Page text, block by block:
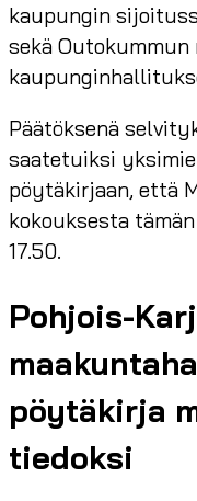
kaupungin
sekä
Päätöksenä
saatetuiksi
pöytäkirjaan, että
kokouksesta
17.50.
Pohjois-
pöytäkirja
tiedoksi